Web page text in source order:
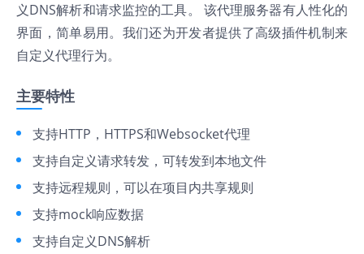
义DNS解析和请求监控的工具。 该代理服务器有人性化的
界面，简单易用。我们还为开发者提供了高级插件机制来
自定义代理行为。
主要特性
支持HTTP，HTTPS和Websocket代理
支持自定义请求转发，可转发到本地文件
支持远程规则，可以在项目内共享规则
支持mock响应数据
支持自定义DNS解析